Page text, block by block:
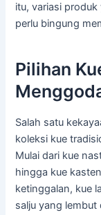
itu, variasi
perlu bingung
Pilihan
Salah satu
koleksi kue
Mulai dari kue
hingga kue
ketinggalan, kue
salju yang lembut